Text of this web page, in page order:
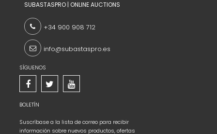
SUBASTASPRO | ONLINE AUCTIONS
+34 900 908 712
info@subastaspro.es
SÍGUENOS
BOLETÍN
Suscríbase a la lista de correo para recibir
información sobre nuevos productos, ofertas